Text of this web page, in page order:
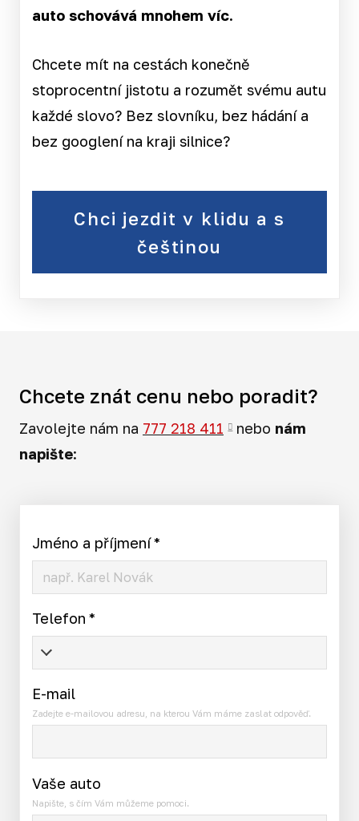
auto schovává mnohem víc.
Chcete mít na cestách konečně
stoprocentní jistotu a rozumět svému autu
každé slovo? Bez slovníku, bez hádání a
bez googlení na kraji silnice?
Chci jezdit v klidu a s
češtinou
Chcete znát cenu nebo poradit?
Zavolejte nám na 777 218 411 nebo nám
napište:
Jméno a příjmení*
Telefon *
E-mail
Zadejte e-mailovou adresu, na kterou Vám máme zaslat odpověď.
Vaše auto
Napište, s čím Vám můžeme pomoci.